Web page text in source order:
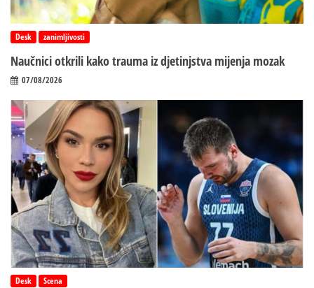
Desk zanimljivosti
Naučnici otkrili kako trauma iz d‌jetinjstva mijenja mozak
07/08/2026
Desk Scena